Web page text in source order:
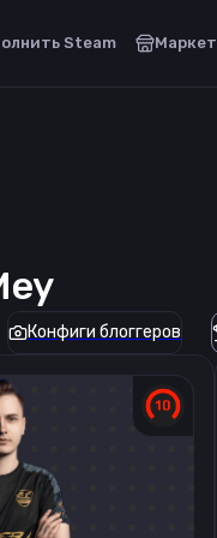
Steam Маркет
Конфиги блоггеров